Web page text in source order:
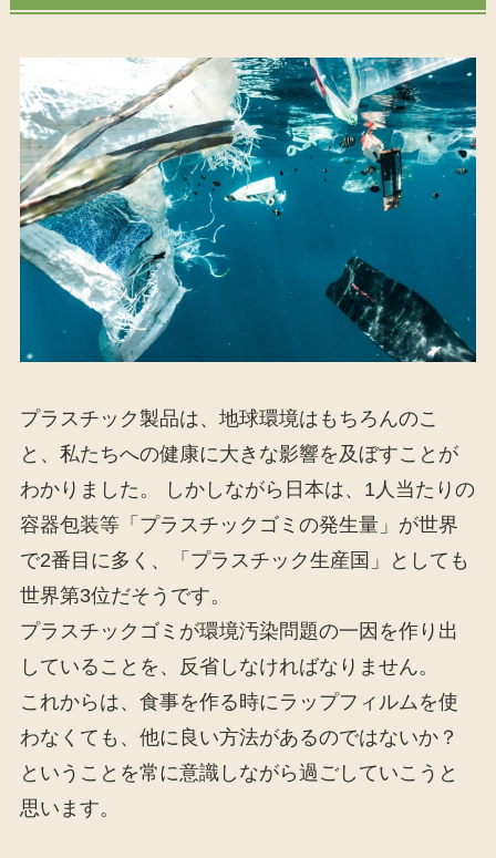
プラスチック製品は、地球環境はもちろんのこ
と、私たちへの健康に大きな影響を及ぼすことが
わかりました。 しかしながら日本は、1人当たりの
容器包装等「プラスチックゴミの発生量」が世界
で2番目に多く、「プラスチック生産国」としても
世界第3位だそうです。
プラスチックゴミが環境汚染問題の一因を作り出
していることを、反省しなければなりません。
これからは、食事を作る時にラップフィルムを使
わなくても、他に良い方法があるのではないか？
ということを常に意識しながら過ごしていこうと
思います。